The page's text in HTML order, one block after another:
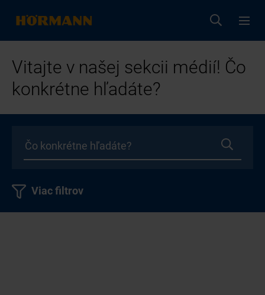
Vitajte v našej sekcii médií! Čo
konkrétne hľadáte?
Viac filtrov